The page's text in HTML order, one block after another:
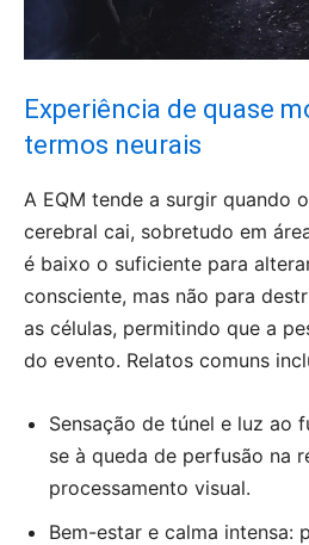
Experiência de quase
termos neurais
A EQM tende a surgir quando
cerebral cai, sobretudo em
é baixo o suficiente para
consciente, mas não para
as células, permitindo que a
do evento. Relatos comuns
Sensação de túnel e luz ao
se à queda de perfusão na
processamento visual.
Bem-estar e calma intensa: